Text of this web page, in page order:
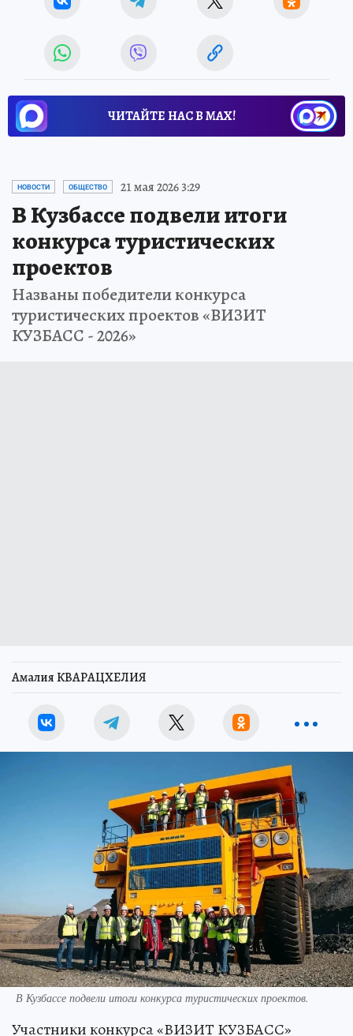
ЧИТАЙТЕ НАС В МАХ!
НОВОСТИ ОБЩЕСТВО 21 мая 2026 3:29
В Кузбассе подвели итоги
конкурса туристических
проектов
Названы победители конкурса
туристических проектов «ВИЗИТ
КУЗБАСС - 2026»
Амалия КВАРАЦХЕЛИЯ
В Кузбассе подвели итоги конкурса туристических проектов.
Участники конкурса «ВИЗИТ КУЗБАСС»